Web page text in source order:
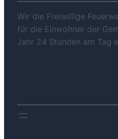
Wir die Freiwillige
für die Einwohner der
Jahr 24 Stunden am Tag